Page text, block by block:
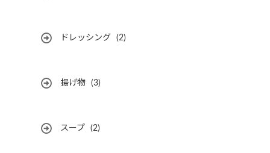
ドレッシング (2)
揚げ物 (3)
スープ (2)